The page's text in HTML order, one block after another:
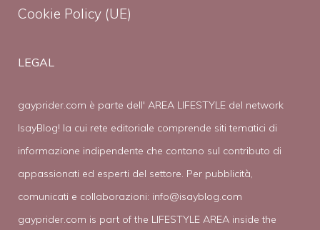
Cookie Policy (UE)
LEGAL
gayprider.com è parte dell' AREA LIFESTYLE del network
IsayBlog! la cui rete editoriale comprende siti tematici di
informazione indipendente che contano sul contributo di
appassionati ed esperti del settore. Per pubblicità,
comunicati e collaborazioni: info@isayblog.com
gayprider.com is part of the LIFESTYLE AREA inside the